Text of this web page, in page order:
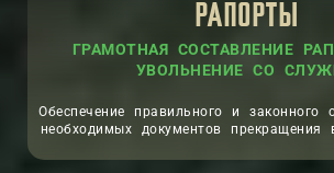
РАПОРТЫ
ГРАМОТНАЯ СОСТАВЛЕНИЕ
УВОЛЬНЕНИЕ СО
Обеспечение правильного и законного
необходимых документов прекращения